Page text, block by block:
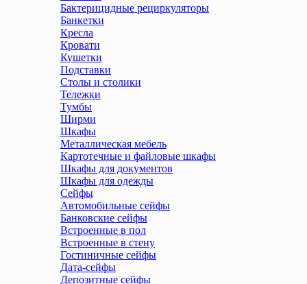
Бактерицидные рециркуляторы
Банкетки
Кресла
Кровати
Кушетки
Подставки
Столы и столики
Тележки
Тумбы
Ширми
Шкафы
Металлическая мебель
Картотечные и файловые шкафы
Шкафы для документов
Шкафы для одежды
Сейфы
Автомобильные сейфы
Банковские сейфы
Встроенные в пол
Встроенные в стену
Гостиничные сейфы
Дата-сейфы
Депозитные сейфы